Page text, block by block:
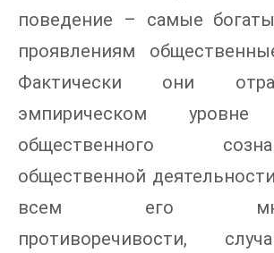
поведение – самые
проявлениям
Фактически они
эмпирическом уровне
общественного
общественной
всем его
противоречивости,